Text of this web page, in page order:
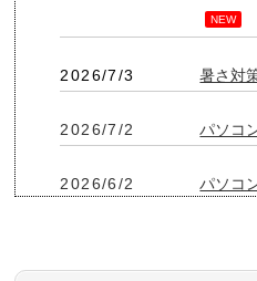
NEW
2026/7/3 暑さ対
2026/7/2 パソコ
2026/6/2 パソコ